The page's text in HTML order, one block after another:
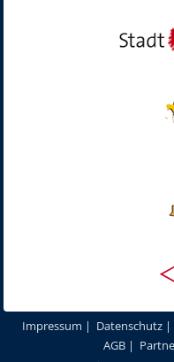
Impressum | Datenschutz |
AGB|